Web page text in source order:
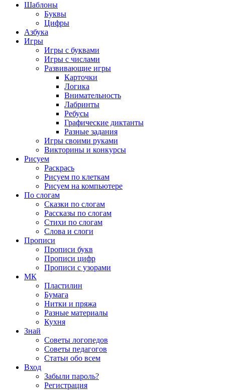
Шаблоны
Буквы
Цифры
Азбука
Игры
Игры с буквами
Игры с числами
Развивающие игры
Карточки
Логика
Внимательность
Лабринты
Ребусы
Графические диктанты
Разные задания
Игры своими руками
Викторины и конкурсы
Рисуем
Раскрась
Рисуем по клеткам
Рисуем на компьютере
По слогам
Сказки по слогам
Рассказы по слогам
Стихи по слогам
Слова и слоги
Прописи
Прописи букв
Прописи цифр
Прописи с узорами
МК
Пластилин
Бумага
Нитки и пряжа
Разные материалы
Кухня
Знай
Советы логопедов
Советы педагогов
Статьи обо всем
Вход
Забыли пароль?
Регистрация